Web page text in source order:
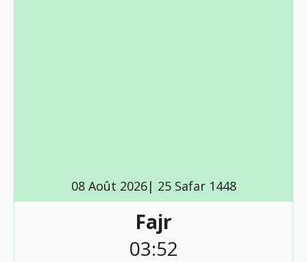
08 Août 2026| 25 Safar 1448
Fajr
03:52